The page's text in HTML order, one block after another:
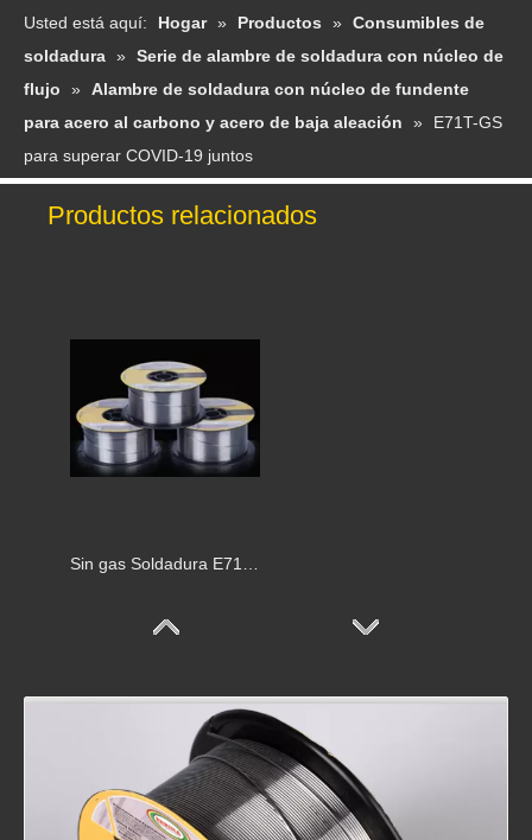
Usted está aquí: Hogar » Productos » Consumibles de
soldadura » Serie de alambre de soldadura con núcleo de
flujo
» Alambre de soldadura con núcleo de fundente
para acero al carbono y acero de baja aleación
»
E71T-GS
para superar COVID-19 juntos
Productos relacionados